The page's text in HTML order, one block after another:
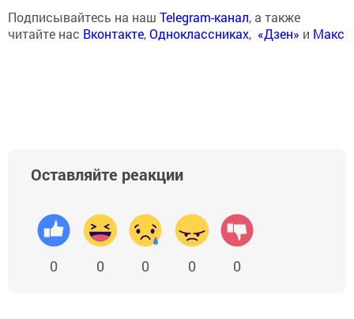
Подписывайтесь на наш Telegram-канал, а также
читайте нас Вконтакте,Одноклассниках, «Дзен» и Макс
Оставляйте реакции
0 0 0 0 0